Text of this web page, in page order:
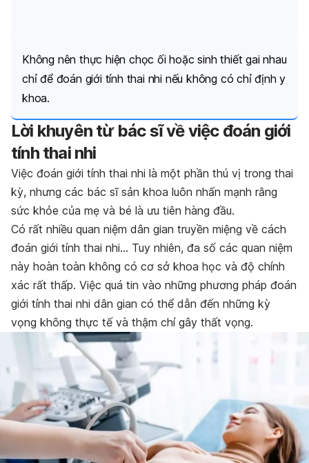
Không nên thực hiện chọc ối hoặc sinh thiết gai nhau
chỉ để đoán giới tính thai nhi nếu không có chỉ định y
khoa.
Lời khuyên từ bác sĩ về việc đoán giới
tính thai nhi
Việc đoán giới tính thai nhi là một phần thú vị trong thai
kỳ, nhưng các bác sĩ sản khoa luôn nhấn mạnh rằng
sức khỏe của mẹ và bé là ưu tiên hàng đầu.
Có rất nhiều quan niệm dân gian truyền miệng về cách
đoán giới tính thai nhi… Tuy nhiên, đa số các quan niệm
này hoàn toàn không có cơ sở khoa học và độ chính
xác rất thấp. Việc quá tin vào những phương pháp đoán
giới tính thai nhi dân gian có thể dẫn đến những kỳ
vọng không thực tế và thậm chí gây thất vọng.